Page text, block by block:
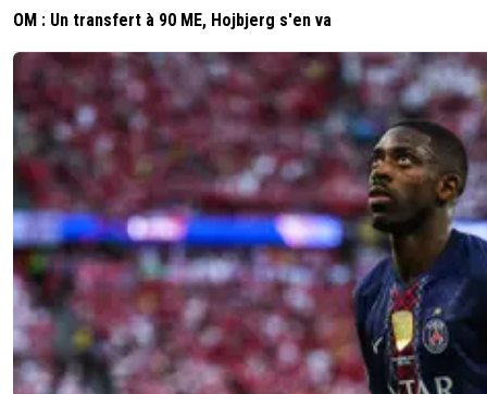
OM : Un transfert à 90 ME, Hojbjerg s'en va